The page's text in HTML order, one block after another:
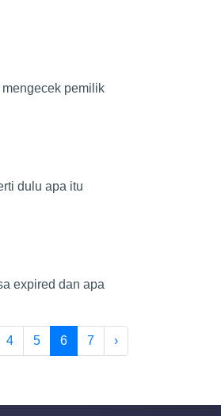
pemilik
dulu apa itu
expired dan apa
4 5 6 7 ›